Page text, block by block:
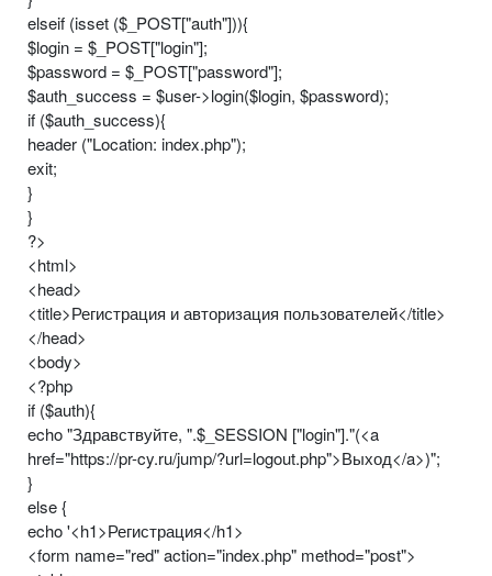
elseif (isset ($_POST["auth"])){
$login = $_POST["login"];
$password = $_POST["password"];
$auth_success = $user->login($login, $password);
if ($auth_success){
header ("Location: index.php");
exit;
}
}
?>
<html>
<head>
<title>Регистрация и авторизация пользователей</title>
</head>
<body>
<?php
if ($auth){
echo "Здравствуйте, ".$_SESSION ["login"]."(<a
href="https://pr-cy.ru/jump/?url=logout.php">Выход</a>)";
}
else {
echo '<h1>Регистрация</h1>
<form name="red" action="index.php" method="post">